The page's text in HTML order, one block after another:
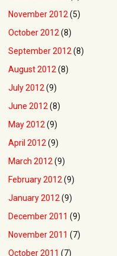
November 2012 (5)
October 2012 (8)
September 2012 (8)
August 2012 (8)
July 2012 (9)
June 2012 (8)
May 2012 (9)
April 2012 (9)
March 2012 (9)
February 2012 (9)
January 2012 (9)
December 2011 (9)
November 2011 (7)
October 2011 (7)